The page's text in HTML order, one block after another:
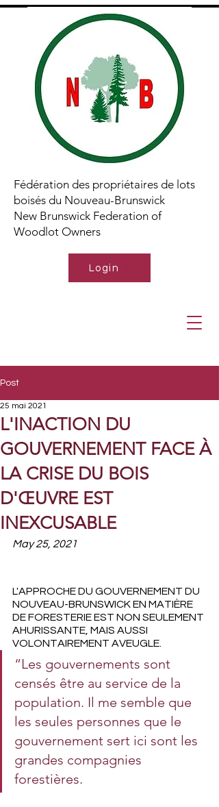
Fédération des propriétaires de lots
boisés du Nouveau-Brunswick
New Brunswick Federation of
Woodlot Owners
Login
Post
L'INACTION DU
GOUVERNEMENT FACE À
LA CRISE DU BOIS
D'ŒUVRE EST
INEXCUSABLE
25 mai 2021
May 25, 2021
L'APPROCHE DU GOUVERNEMENT DU
NOUVEAU-BRUNSWICK EN MATIÈRE
DE FORESTERIE EST NON SEULEMENT
AHURISSANTE, MAIS AUSSI
VOLONTAIREMENT AVEUGLE.
“Les gouvernements sont
censés être au service de la
population. Il me semble que
les seules personnes que le
gouvernement sert ici sont les
grandes compagnies
forestières.